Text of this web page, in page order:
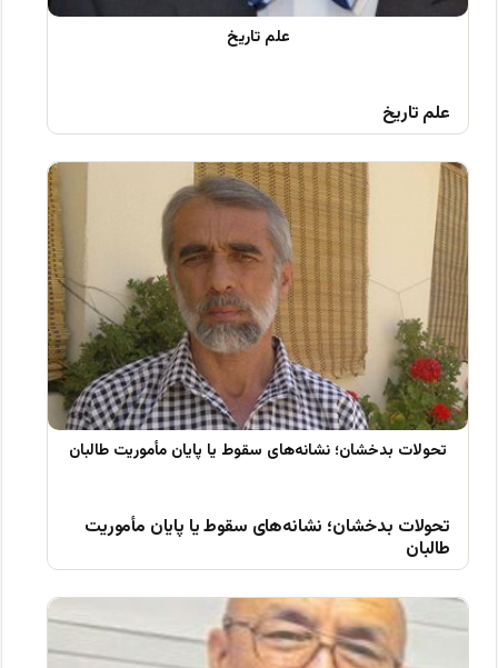
علم تاریخ
تحولات بدخشان؛ نشانه‌های سقوط یا پایان مأموریت
طالبان